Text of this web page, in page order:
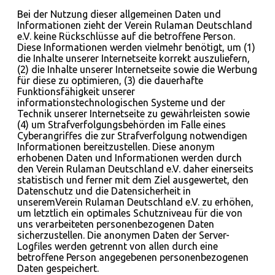
Bei der Nutzung dieser allgemeinen Daten und
Informationen zieht der Verein Rulaman Deutschland
e.V. keine Rückschlüsse auf die betroffene Person.
Diese Informationen werden vielmehr benötigt, um (1)
die Inhalte unserer Internetseite korrekt auszuliefern,
(2) die Inhalte unserer Internetseite sowie die Werbung
für diese zu optimieren, (3) die dauerhafte
Funktionsfähigkeit unserer
informationstechnologischen Systeme und der
Technik unserer Internetseite zu gewährleisten sowie
(4) um Strafverfolgungsbehörden im Falle eines
Cyberangriffes die zur Strafverfolgung notwendigen
Informationen bereitzustellen. Diese anonym
erhobenen Daten und Informationen werden durch
den Verein Rulaman Deutschland e.V. daher einerseits
statistisch und ferner mit dem Ziel ausgewertet, den
Datenschutz und die Datensicherheit in
unseremVerein Rulaman Deutschland e.V. zu erhöhen,
um letztlich ein optimales Schutzniveau für die von
uns verarbeiteten personenbezogenen Daten
sicherzustellen. Die anonymen Daten der Server-
Logfiles werden getrennt von allen durch eine
betroffene Person angegebenen personenbezogenen
Daten gespeichert.